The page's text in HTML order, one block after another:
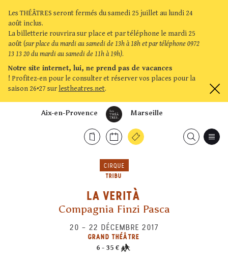
Les THÉÂTRES seront fermés du samedi 25 juillet au lundi 24
août inclus.
La billetterie rouvrira sur place et par téléphone le mardi 25
août (sur place du mardi au samedi de 13h à 18h et par téléphone 0972
13 13 20 du mardi au samedi de 11h à 19h).
Notre site internet, lui, ne prend pas de vacances
! Profitez-en pour le consulter et réserver vos places pour la
saison 26•27 sur lestheatres.net.
Marseille
Aix-en-Provence
CIRQUE
TRIBU
LA VERITÀ
Compagnia Finzi Pasca
20 – 22 DÉCEMBRE 2017
GRAND THÉÂTRE
6 - 35 €